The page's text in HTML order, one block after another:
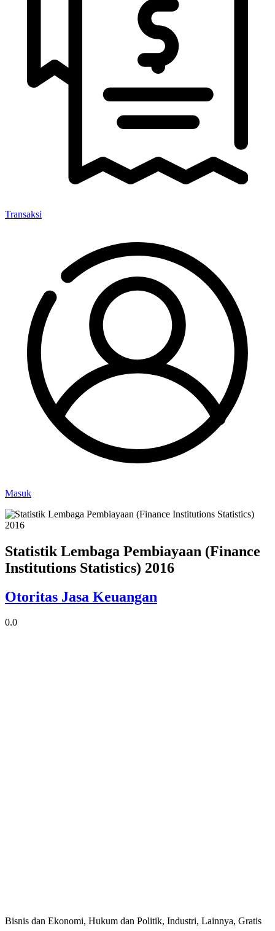
Transaksi
Masuk
Statistik Lembaga Pembiayaan (Finance
Institutions Statistics) 2016
Otoritas Jasa Keuangan
0.0
Bisnis dan Ekonomi, Hukum dan Politik, Industri, Lainnya, Gratis